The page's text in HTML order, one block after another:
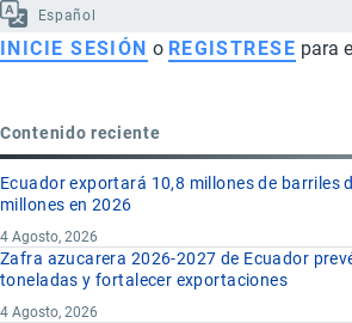
Español
INICIE SESIÓN o REGISTRESE para
Contenido reciente
Ecuador exportará 10,8 millones de barriles
millones en 2026
4 Agosto, 2026
Zafra azucarera 2026-2027 de Ecuador
toneladas y fortalecer exportaciones
4 Agosto, 2026